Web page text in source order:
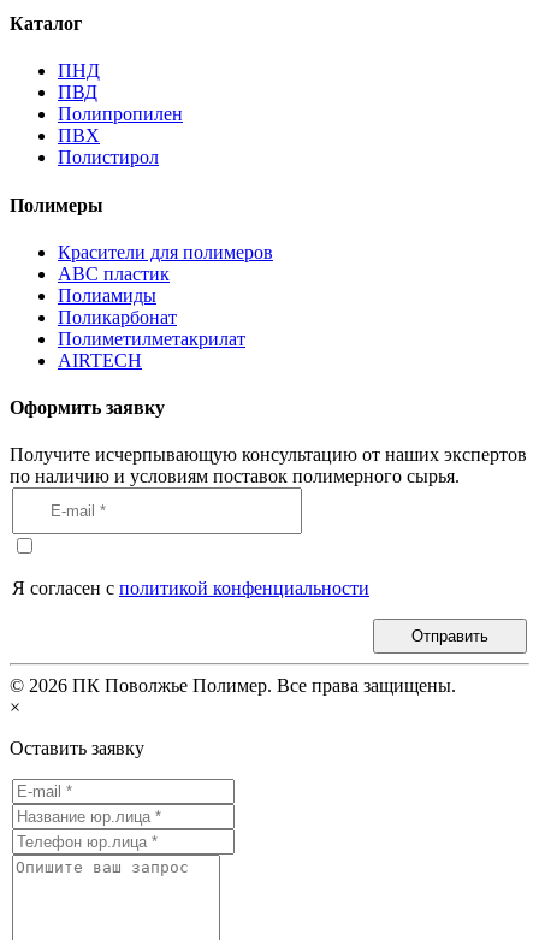
Каталог
ПНД
ПВД
Полипропилен
ПВХ
Полистирол
Полимеры
Красители для полимеров
АВС пластик
Полиамиды
Поликарбонат
Полиметилметакрилат
AIRTECH
Оформить заявку
Получите исчерпывающую консультацию от наших экспертов
по наличию и условиям поставок полимерного сырья.
Я согласен с политикой конфенциальности
Отправить
© 2026 ПК Поволжье Полимер. Все права защищены.
×
Оставить заявку